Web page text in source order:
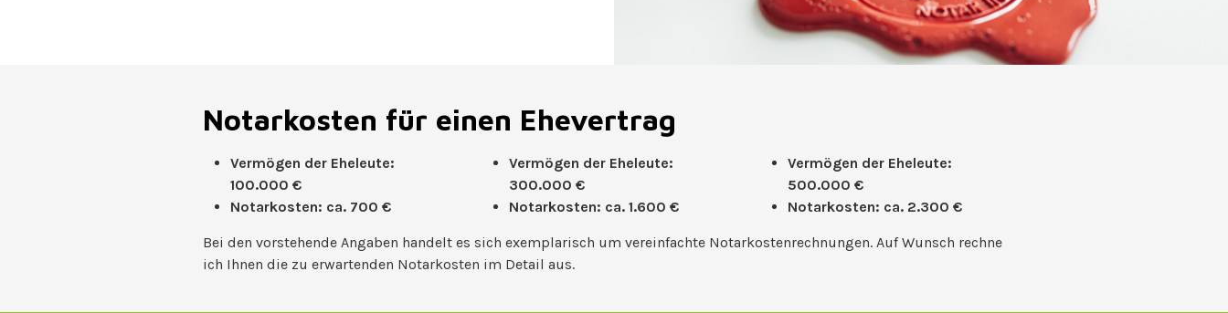
Notarkosten für einen Ehevertrag
Vermögen der Eheleute:
100.000 €
Notarkosten: ca. 700 €
Vermögen der Eheleute:
300.000 €
Notarkosten: ca. 1.600 €
Vermögen der Eheleute:
500.000 €
Notarkosten: ca. 2.300 €
Bei den vorstehende Angaben handelt es sich exemplarisch um vereinfachte Notarkostenrechnungen. Auf Wunsch rechne
ich Ihnen die zu erwartenden Notarkosten im Detail aus.